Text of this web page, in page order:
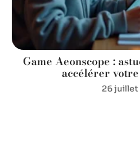
Game Aeonscope :
accélérer
26 juillet